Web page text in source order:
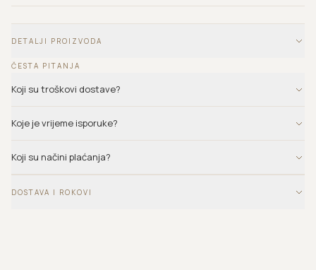
DETALJI PROIZVODA
ČESTA PITANJA
Koji su troškovi dostave?
Koje je vrijeme isporuke?
Koji su načini plaćanja?
DOSTAVA I ROKOVI